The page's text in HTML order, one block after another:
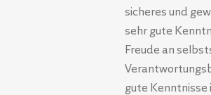
sicheres und
sehr gute
Freude an
gute